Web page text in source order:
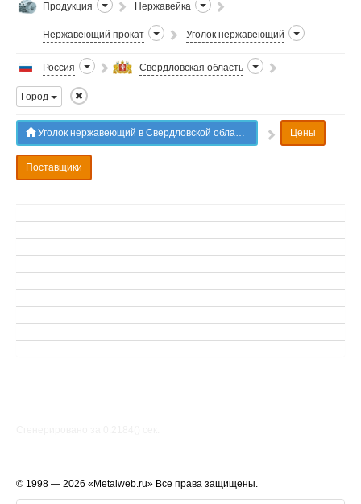
Продукция Нержавейка
Нержавеющий прокат Уголок нержавеющий
Россия Свердловская область
Город
Уголок нержавеющий в Свердловской области Цены
Поставщики
© 1998 — 2026 «Metalweb.ru» Все права защищены.